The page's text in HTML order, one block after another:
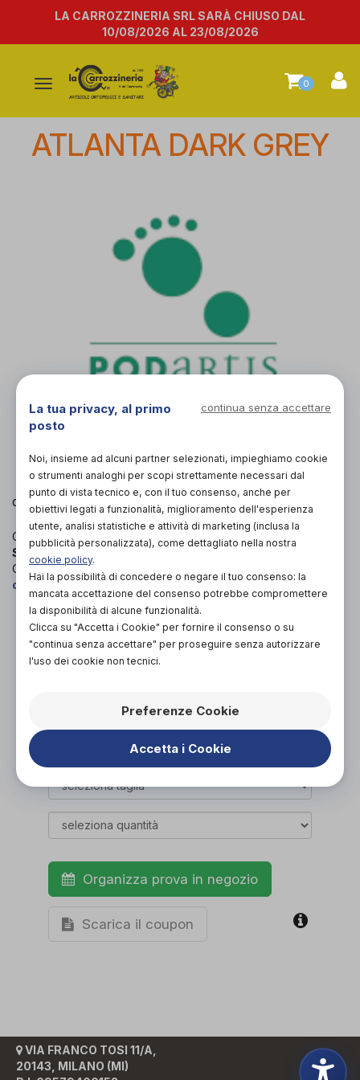
LA CARROZZINERIA SRL SARÀ CHIUSO DAL
10/08/2026 AL 23/08/2026
Attiva/disattiva
navigazione
0
ATLANTA DARK GREY
prodotto.
di Podartis
Codice OTGP: PODQE19306
| Riferimento produttore:
SR203618
| Codice Nomenclatore tariffario:
Categoria:Calzature ortopediche e plantari
ortopediche»Per donna
PROVA E ACQUISTA IN NEGOZIO
DA 150,00€
NON DISPONIBILE
Organizza prova in negozio
Scarica il coupon
VIA FRANCO TOSI 11/A,
20143, MILANO (MI)
La tua privacy, al primo
posto
continua senza accettare
Noi, insieme ad alcuni partner selezionati, impieghiamo cookie
o strumenti analoghi per scopi strettamente necessari dal
punto di vista tecnico e, con il tuo consenso, anche per
obiettivi legati a funzionalità, miglioramento dell'esperienza
utente, analisi statistiche e attività di marketing (inclusa la
pubblicità personalizzata), come dettagliato nella nostra
cookie policy.
Hai la possibilità di concedere o negare il tuo consenso: la
mancata accettazione del consenso potrebbe compromettere
la disponibilità di alcune funzionalità.
Clicca su "Accetta i Cookie" per fornire il consenso o su
"continua senza accettare" per proseguire senza autorizzare
l'uso dei cookie non tecnici.
Preferenze Cookie
Accetta i Cookie